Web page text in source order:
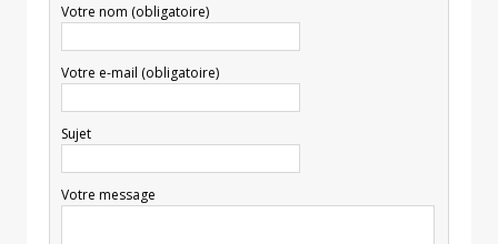
Votre nom (obligatoire)
Votre e-mail (obligatoire)
Sujet
Votre message